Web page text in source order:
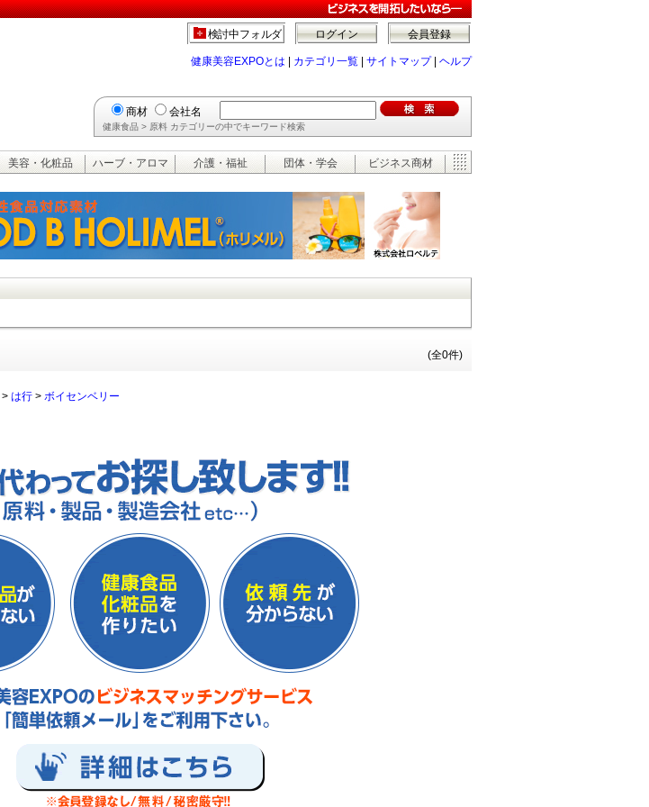
会員登録
ログイン
検討中フォルダ
健康美容EXPOとは カテゴリ一覧 サイトマップ| ヘルプ
商材 会社名
健康食品 > 原料 カテゴリーの中でキーワード検索
美容・化粧品 ハーブ・アロマ 介護・福祉 団体・学会 ビジネス商材
(全0件)
> は行 > ボイセンベリー